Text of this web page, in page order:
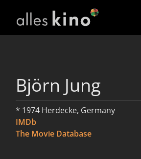
Björn Jung
* 1974 Herdecke, Germany
IMDb
The Movie Database